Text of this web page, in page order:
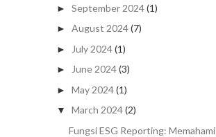
► September 2024(1)
► August 2024(7)
► July 2024(1)
► June 2024(3)
► May 2024(1)
▼ March 2024(2)
Fungsi ESG Reporting: Memahami